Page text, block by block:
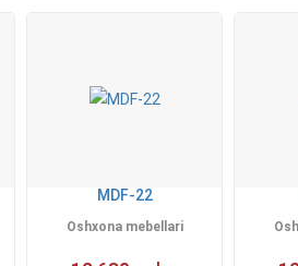
MDF-22
Oshxona mebellari